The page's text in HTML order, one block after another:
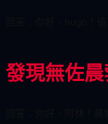
發現無佐